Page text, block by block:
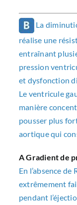
La
réalise une
entraînant
pression
et dysfonction
Le ventricule
manière
pousser plus
aortique qui
A Gradient de
En l’absence
extrêmement
pendant